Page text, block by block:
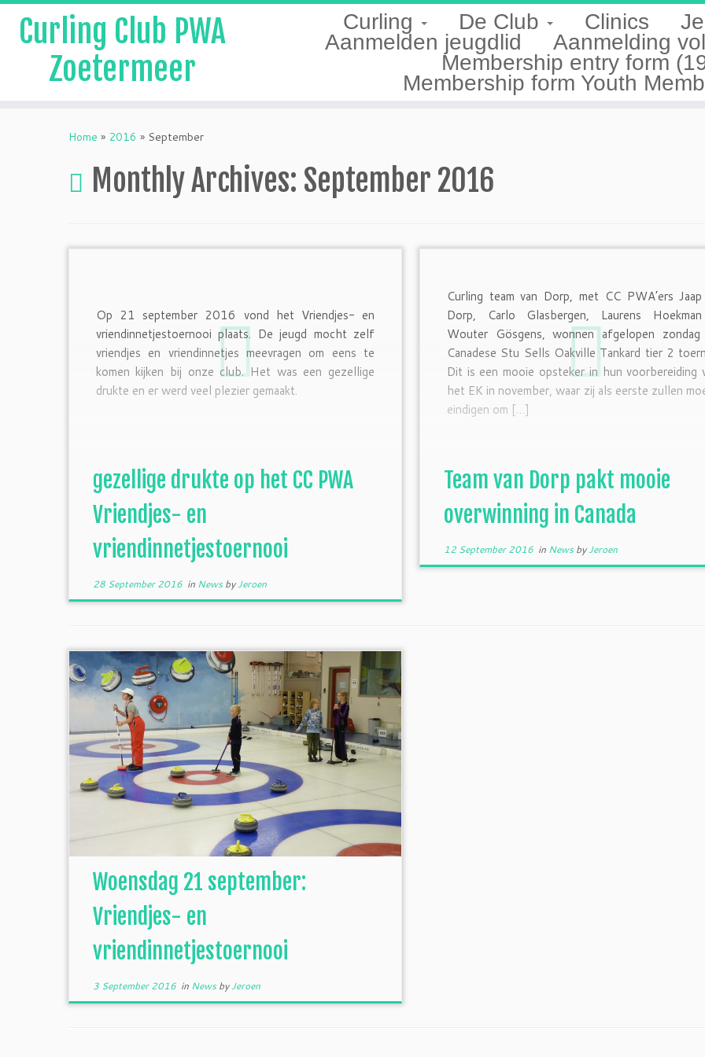
Curling Club PWA
Zoetermeer
Curling De Club Clinics
Aanmelden jeugdlid
Aanmelding
Membership entry form
Membership form Youth
Home » 2016 » September
Monthly Archives: September 2016
Op 21 september 2016 vond het Vriendjes- en
vriendinnetjestoernooi plaats. De jeugd mocht zelf
vriendjes en vriendinnetjes meevragen om eens te
komen kijken bij onze club. Het was een gezellige
drukte en er werd veel plezier gemaakt.
gezellige drukte op het CC PWA
Vriendjes- en
vriendinnetjestoernooi
28 September 2016in NewsbyJeroen
Curling team van Dorp, met CC PWA’ers Jaap
Dorp, Carlo Glasbergen, Laurens
Wouter Gösgens, wonnen afgelopen
Canadese Stu Sells Oakville Tankard tier 2
Dit is een mooie opsteker in hun voorbereiding
het EK in november, waar zij als eerste zullen
eindigen om […]
Team van Dorp pakt mooie
overwinning in Canada
12 September 2016in NewsbyJeroen
Woensdag 21 september:
Vriendjes- en
vriendinnetjestoernooi
3 September 2016in NewsbyJeroen